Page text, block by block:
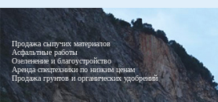
Продажа сыпучих материалов
Асфальтные работы
Озеленение и благоустройство
Аренда спецтехники по низким ценам
Продажа грунтов и органических удобрений